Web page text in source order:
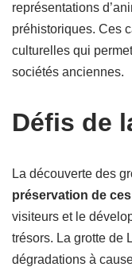
représentations
préhistoriques. Ces
culturelles qui
sociétés anciennes.
Défis de
La découverte des
préservation de
visiteurs et le
trésors. La grotte de
dégradations à